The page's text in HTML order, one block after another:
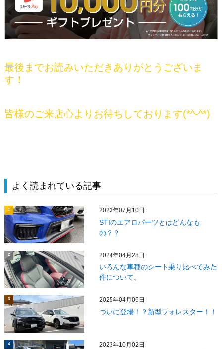
最後までお読みいただきありがとうございま
す！
皆様のご来店心よりお待ちしております(*^-^*)
よく読まれている記事
1 2023年07月10日
STIのエアロパーツとはどんなも
の？？
2 2024年04月28日
いろんな車種のシート乗り比べてみた
件について。
3 2025年04月06日
ついに登場！？新型フォレスター！！
4 2023年10月02日